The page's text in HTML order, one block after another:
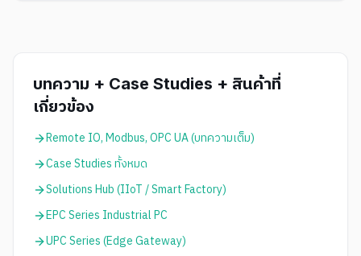
บทความ + Case Studies + สินค้าที่
เกี่ยวข้อง
Remote IO, Modbus, OPC UA (บทความเต็ม)
Case Studies ทั้งหมด
Solutions Hub (IIoT / Smart Factory)
EPC Series Industrial PC
UPC Series (Edge Gateway)